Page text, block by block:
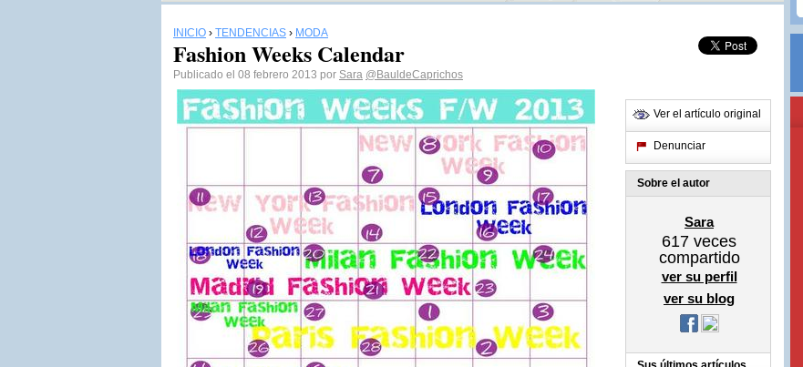
INICIO › TENDENCIAS › MODA
Fashion Weeks Calendar
Publicado el 08 febrero 2013 por Sara @BauldeCaprichos
Ver el artículo original
Denunciar
Sobre el autor
Sara
617 veces
compartido
ver su perfil
ver su blog